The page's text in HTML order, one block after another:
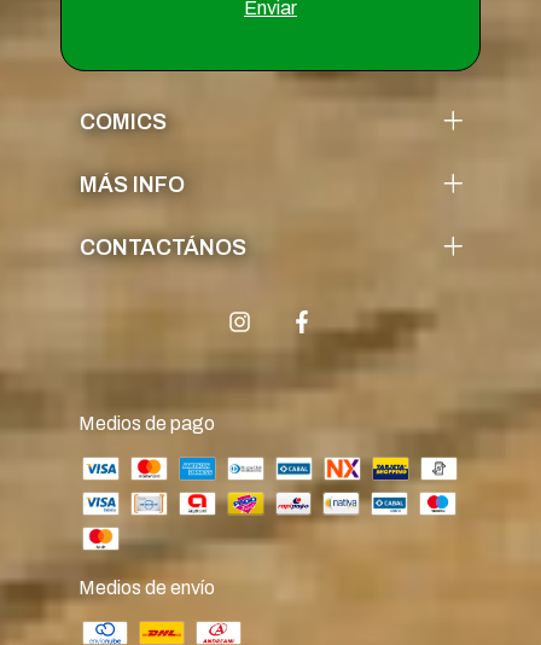
COMICS
MÁS INFO
CONTACTÁNOS
Medios de pago
Medios de envío